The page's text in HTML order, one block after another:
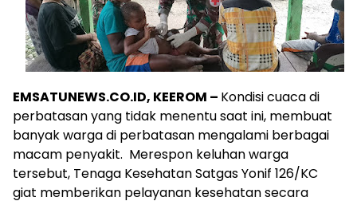
EMSATUNEWS.CO.ID, KEEROM – Kondisi cuaca di
perbatasan yang tidak menentu saat ini, membuat
banyak warga di perbatasan mengalami berbagai
macam penyakit. Merespon keluhan warga
tersebut, Tenaga Kesehatan Satgas Yonif 126/KC
giat memberikan pelayanan kesehatan secara